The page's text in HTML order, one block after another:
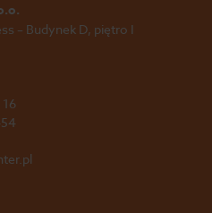
– Budynek D, piętro I